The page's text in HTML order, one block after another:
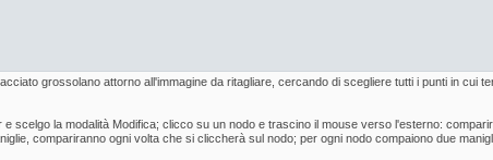
grossolano attorno all'immagine da ritagliare, cercando di scegliere tutti i punti in cui
e scelgo la modalità Modifica; clicco su un nodo e trascino il mouse verso l'esterno:
compariranno ogni volta che si cliccherà sul nodo; per ogni nodo compaiono due